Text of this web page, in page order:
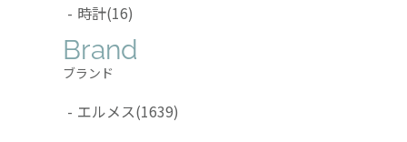
- 時計(16)
Brand
ブランド
- エルメス(1639)